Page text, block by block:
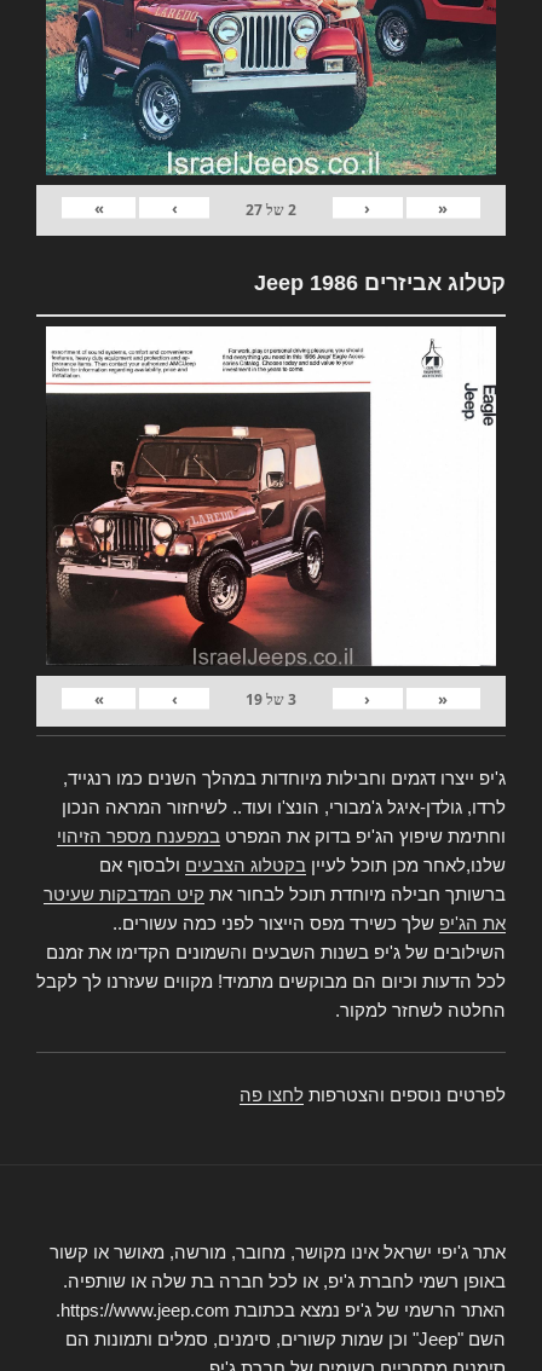
«
‹
2של27
›
»
קטלוג אביזרים Jeep 1986
«
‹
3של19
›
»
ג'יפ ייצרו דגמים וחבילות מיוחדות במהלך השנים כמו רנגייד,
לרדו, גולדן-איגל ג'מבורי, הונצ'ו ועוד.. לשיחזור המראה הנכון
וחתימת שיפוץ הג'יפ בדוק את המפרט במפענח מספר הזיהוי
שלנו,לאחר מכן תוכל לעיין בקטלוג הצבעים ולבסוף אם
ברשותך חבילה מיוחדת תוכל לבחור את קיט המדבקות שעיטר
את הג'יפ שלך כשירד מפס הייצור לפני כמה עשורים..
השילובים של ג'יפ בשנות השבעים והשמונים הקדימו את זמנם
לכל הדעות וכיום הם מבוקשים מתמיד! מקווים שעזרנו לך לקבל
החלטה לשחזר למקור.
לפרטים נוספים והצטרפות לחצו פה
אתר ג'יפי ישראל אינו מקושר, מחובר, מורשה, מאושר או קשור
באופן רשמי לחברת ג'יפ, או לכל חברה בת שלה או שותפיה.
האתר הרשמי של ג'יפ נמצא בכתובת https://www.jeep.com.
השם "Jeep" וכן שמות קשורים, סימנים, סמלים ותמונות הם